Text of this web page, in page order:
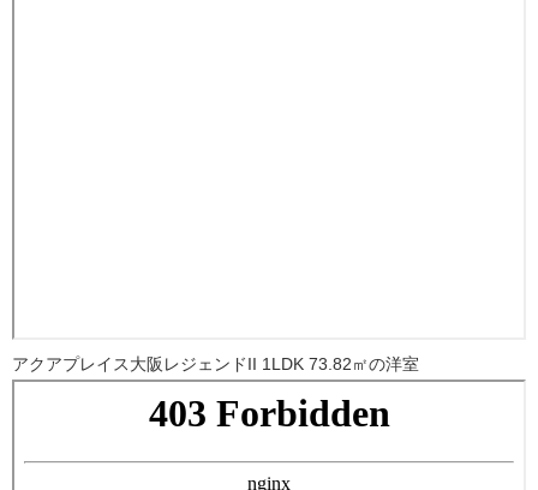
アクアプレイス大阪レジェンドII 1LDK 73.82㎡の洋室